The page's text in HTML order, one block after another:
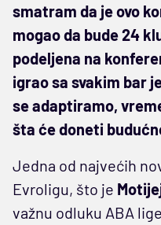
smatram da je ovo
mogao da bude 24
podeljena na
igrao sa svakim bar
se adaptiramo,
šta će doneti
Jedna od najvećih
Evroligu, što je
važnu odluku ABA